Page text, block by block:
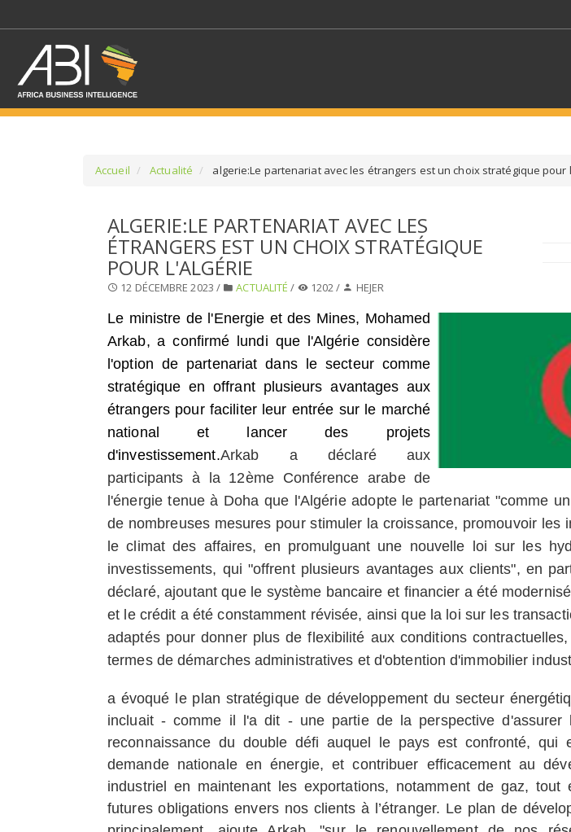
SELECTIONNEZ UNE SECTION SÉLECTIONNEZ UNE
Accueil Actualité algerie:Le partenariat avec les étrangers est un choix stratégique pour
ALGERIE:LE PARTENARIAT AVEC LES
ÉTRANGERS EST UN CHOIX STRATÉGIQUE
POUR L'ALGÉRIE
12 DÉCEMBRE 2023 / ACTUALITÉ / 1202 / HEJER
Le ministre de l'Energie et des Mines, Mohamed
Arkab, a confirmé lundi que l'Algérie considère
l'option de partenariat dans le secteur comme
stratégique en offrant plusieurs avantages aux
étrangers pour faciliter leur entrée sur le marché
national et lancer des projets
d'investissement.Arkab a déclaré aux
participants à la 12ème Conférence arabe de
l'énergie tenue à Doha que l'Algérie adopte le partenariat "comme
de nombreuses mesures pour stimuler la croissance, promouvoir les
le climat des affaires, en promulguant une nouvelle loi sur les
investissements, qui "offrent plusieurs avantages aux clients", en
déclaré, ajoutant que le système bancaire et financier a été
et le crédit a été constamment révisée, ainsi que la loi sur les
adaptés pour donner plus de flexibilité aux conditions
termes de démarches administratives et d'obtention d'immobilier
a évoqué le plan stratégique de développement du secteur
incluait - comme il l'a dit - une partie de la perspective d'assurer
reconnaissance du double défi auquel le pays est confronté,
demande nationale en énergie, et contribuer efficacement au
industriel en maintenant les exportations, notamment de gaz,
futures obligations envers nos clients à l’étranger. Le plan de